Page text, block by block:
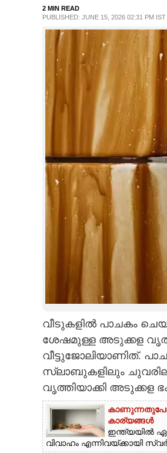
CASE DIARY
LIFESTYLE
SPIRITUAL
CARTOONS
LITERATURE
CONTACT US
2 MIN READ
PUBLISHED: JUNE 15, 2026 02:31 PM IST
വീടുകളില്‍ പാചകം
ശേഷമുള്ള അടുക്കള
വീട്ടുജോലിയാണിത്.
സ്ലാബുകളിലും ചുവരിലും
വൃത്തിയാക്കി അടുക്കള
കാര്യങ്ങൾ
ഇന്ത്യയിൽ
വിവാഹം എന്നിവയ്ക്കായി